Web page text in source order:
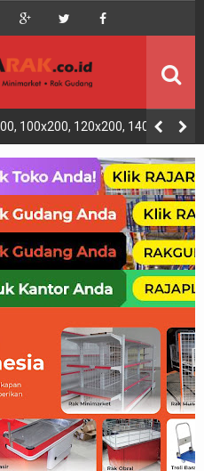
100x200, 120x200, 140x200,
MANFAAT DAN KEGUNAAN